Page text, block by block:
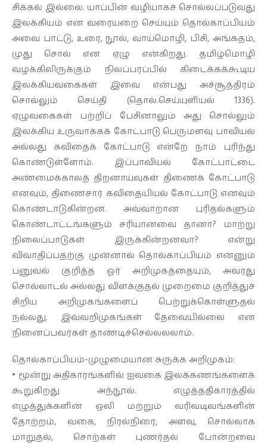
சிக்கல் இல்லை. யாப்பின் வழியாகச் சொல்லப்படுவது
இலக்கியம் என வரையறை செய்யும் தொல்காப்பியம்
அவை பாட்டு, உரை, நூல், வாய்மொழி, பிசி, அங்கதம்,
முது சொல் என ஏழு என்கிறது. தமிழ்மொழி
வழக்கிலிருக்கும் நிலப்பரப்பில் கிடைக்கக்கூடிய
இலக்கியவகைகள் இவை என்பது அச்சூத்திரம்
சொல்லும் செய்தி (தொல்.செய்யுளியல் 1336).
ஏழுவகைகள் பற்றிப் பேசினாலும் அது சொல்லும்
இலக்கிய உருவாக்கக் கோட்பாடு பெருமளவு பாவியல்
அல்லது கவிதைக் கோட்பாடு என்றே நாம் புரிந்து
கொண்டுள்ளோம். இப்பாவியல் கோட்பாட்டை
அண்மைக்காலத் திறனாய்வுகள் திணைக் கோட்பாடு
எனவும், திணைசார் கவிதையியல் கோட்பாடு எனவும்
கொண்டாடுகின்றன. அவ்வாறான புரிதல்களும்
கொண்டாட்டங்களும் சரியானவை தானா? மாற்று
நிலைப்பாடுகள் இருக்கின்றனவா? என்று
விவாதிப்பதற்கு முன்னால் தொல்காப்பியம் என்னும்
பனுவல் குறித்த ஓர் அறிமுகத்தையும், அவரது
சொல்லாடல் அல்லது விளக்குதல் முறைமை குறித்துச்
சிறிய அறிமுகங்களைப் பெற்றுக்கொள்ளுதல்
நல்லது. இவ்வறிமுகங்கள் தேவையில்லை என
நினைப்பவர்கள் தாண்டிச்செல்லலலாம்.
தொல்காப்பியம்-முழுமையான சுருக்க அறிமுகம்:
• மூன்று அதிகாரங்களில் ஐவகை இலக்கணங்களைக்
கூறுகிறது அந்நூல். எழுத்ததிகாரத்தில்
எழுத்துக்களின் ஒலி மற்றும் வரிவடிவங்களின்
தோற்றம், வகை, நிரல்நிரை, அளவு, சொல்லாக
மாறுதல், சொற்கள் புணர்தல் போன்றவை